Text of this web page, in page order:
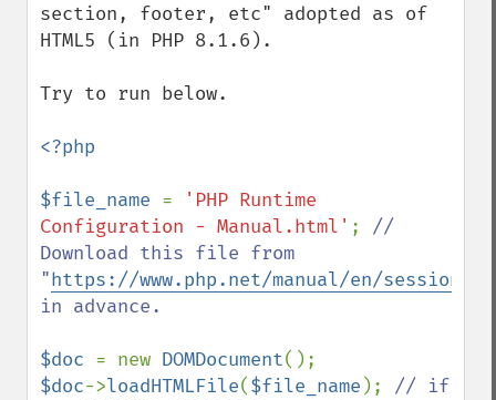
section, footer, etc" adopted as of
HTML5 (in PHP 8.1.6).
Try to run below.
<?php
$file_name =
'PHP Runtime
Configuration - Manual.html' ; //
Download this file from
"https://www.php.net/manual/en/
in advance.
$doc = new DOMDocument
$doc->loadHTMLFile($file_name ); // if